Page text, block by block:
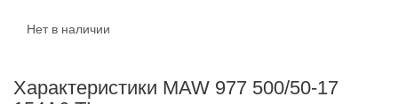
Нет в наличии
Характеристики MAW 977 500/50-17